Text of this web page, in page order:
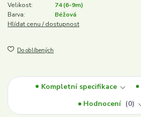
Velikost:
74 (6-9m)
Barva:
Béžová
Hlídat cenu / dostupnost
Do oblíbených
Kompletní specifikace
Hodnocení
0